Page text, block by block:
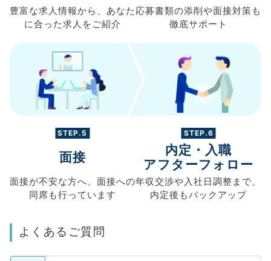
豊富な求人情報から、 あなた
に合った求人を ご紹介
応募書類の添削や面接対策も
徹底サポート
STEP.5
面接
面接が不安な方へ、 面接への
同席も行っています
STEP.6
内定・入職
アフターフォロー
年収交渉や入社日調整まで、
内定後もバックアップ
よくあるご質問